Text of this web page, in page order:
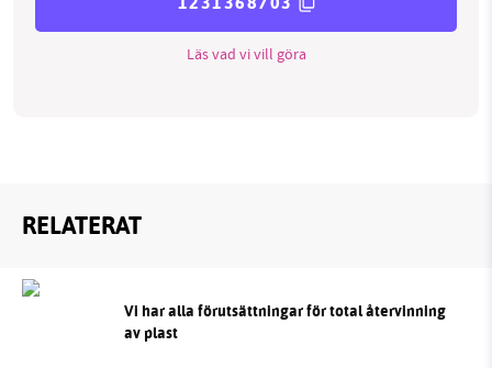
Läs vad vi vill göra
RELATERAT
Vi har alla förutsättningar för total återvinning
av plast